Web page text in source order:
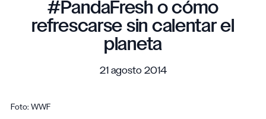
#PandaFresh o cómo
refrescarse sin calentar el
planeta
21 agosto 2014
Foto: WWF